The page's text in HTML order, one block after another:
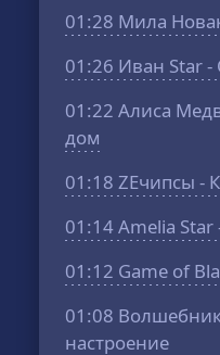
01:28 Мила
01:26 Иван Star -
01:22 Алиса
дом
01:18 ZEчипсы -
01:14Amelia
01:12 Game of
01:08
настроение